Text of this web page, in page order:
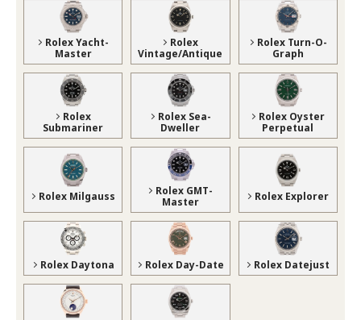
Rolex Yacht-
Master
Rolex
Vintage/Antique
Rolex Turn-O-
Graph
Rolex
Submariner
Rolex Sea-
Dweller
Rolex Oyster
Perpetual
Rolex Milgauss
Rolex GMT-
Master
Rolex Explorer
Rolex Daytona Rolex Day-Date Rolex Datejust